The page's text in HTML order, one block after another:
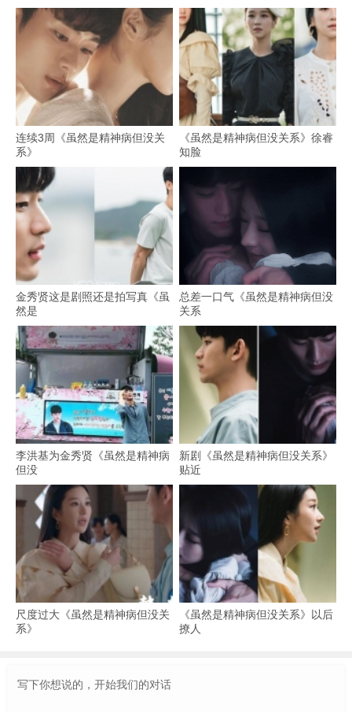
连续3周《虽然是精神病但没关
系》
《虽然是精神病但没关系》徐睿
知脸
金秀贤这是剧照还是拍写真《虽
然是
总差一口气《虽然是精神病但没
关系
李洪基为金秀贤《虽然是精神病
但没
新剧《虽然是精神病但没关系》
贴近
尺度过大《虽然是精神病但没关
系》
《虽然是精神病但没关系》以后
撩人